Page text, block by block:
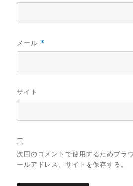
メール *
サイト
次回のコメントで使用するためブラ
ールアドレス、サイトを保存する。